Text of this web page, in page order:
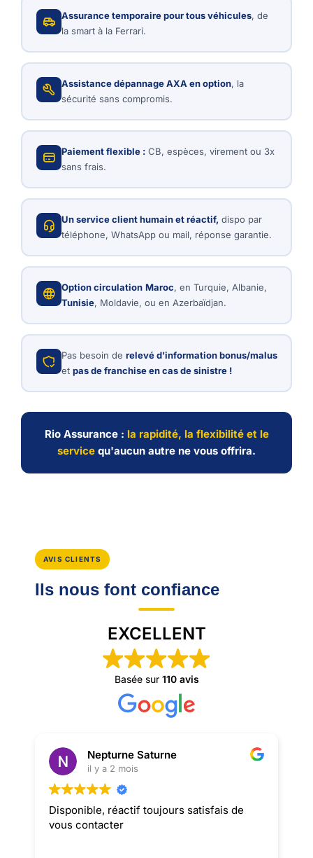
Assurance temporaire pour tous véhicules, de
la smart à la Ferrari.
Assistance dépannage AXA en option, la
sécurité sans compromis.
Paiement flexible :CB, espèces, virement ou 3x
sans frais.
Un service client humain et réactif, dispo par
téléphone, WhatsApp ou mail, réponse garantie.
Option circulation Maroc, en Turquie, Albanie,
Tunisie, Moldavie, ou en Azerbaïdjan.
Pas besoin de relevé d'information bonus/malus
et pas de franchise en cas de sinistre !
Rio Assurance : la rapidité, la flexibilité et le
service qu'aucun autre ne vous offrira.
AVIS CLIENTS
Ils nous font confiance
EXCELLENT
Basée sur 110 avis
Nepturne Saturne
il y a 2 mois
Disponible, réactif toujours satisfais de
vous contacter